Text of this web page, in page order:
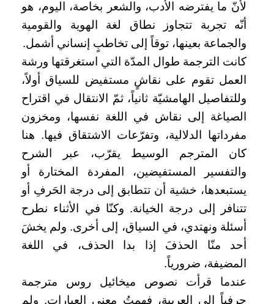
لأنّ ما يفترضه الأدب، والشعر بخاصة، اليوم، هو
أنّه تجربة تتجاوز نطاق لغة الهوية والقومية
والجماعة بعينها، توقاً إلى تخاطبٍ إنساني أشمل.
كانت الترجمة طوال المدّة التي استغرقتها ورشة
العمل تقوم على نقاشٍ مستفيض للسياق أولاً،
وللتفاصيل الهامشيّة ثانياً، ثمّ الانتقال في اقتراح
الصياغة إلى نقاش في اللغة نفسها، ومخزون
مفرداتها الدلالية، وتفرّعات الاشتقاق فيها. هنا
كان المترجم الوسيط يقرّب، عبر الشرح
والتفسير المستفيضين، المفردة المختارة أو
يستبعدها، خشية أن تتطابق إلى درجة الحَرفِ أو
تتنافر إلى درجة الخيانة. وكنّا في الأثناء نطرح
أسئلة ونهتدي، في السياق، إلى أخرى. ولم يخشَ
أحد منّا الحذفَ إذا بدا الحذف، في اللغة
المضيفة، ضرورياً.
عندما قرأت نصوص ميخائيل روس مترجمة
حرفياً إلى العربية، فهمتُ معنى العبارات. ولم